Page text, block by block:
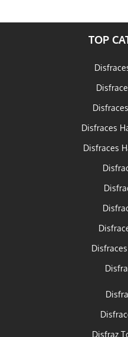
TOP
Disfraces
Disfraces
Disfraz